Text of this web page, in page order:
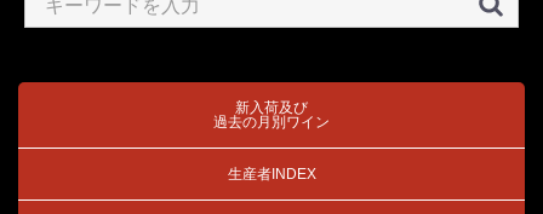
新入荷及び
過去の月別ワイン
生産者INDEX